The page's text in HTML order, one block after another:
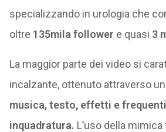
specializzando in urologia che
oltre 135mila follower e quasi 3
La maggior parte dei video si
incalzante, ottenuto attraverso un
musica, testo, effetti e
inquadratura. L’uso della